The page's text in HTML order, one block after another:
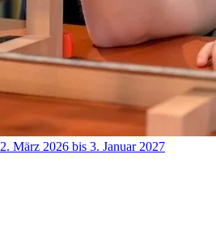
2. März 2026 bis 3. Januar 2027